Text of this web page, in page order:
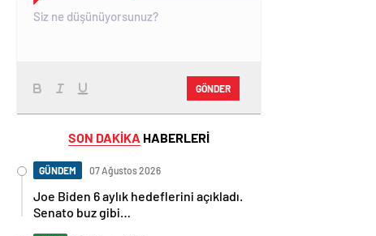
GÖNDER
SON DAKİKA HABERLERİ
GÜNDEM 07 Ağustos 2026
Joe Biden 6 aylık hedeflerini açıkladı.
Senato buz gibi…